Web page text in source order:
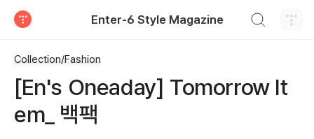
Enter-6 Style Magazine
Collection/Fashion
[En's Oneaday] Tomorrow It
em_ 백팩